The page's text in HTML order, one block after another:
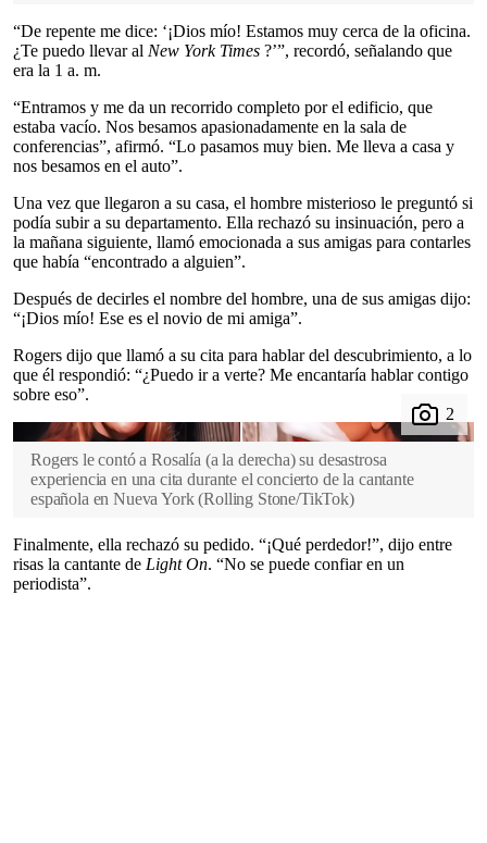
“De repente me dice: ‘¡Dios mío! Estamos muy cerca de la oficina.
¿Te puedo llevar al New York Times ?’”, recordó, señalando que
era la 1 a. m.
“Entramos y me da un recorrido completo por el edificio, que
estaba vacío. Nos besamos apasionadamente en la sala de
conferencias”, afirmó. “Lo pasamos muy bien. Me lleva a casa y
nos besamos en el auto”.
Una vez que llegaron a su casa, el hombre misterioso le preguntó si
podía subir a su departamento. Ella rechazó su insinuación, pero a
la mañana siguiente, llamó emocionada a sus amigas para contarles
que había “encontrado a alguien”.
Después de decirles el nombre del hombre, una de sus amigas dijo:
“¡Dios mío! Ese es el novio de mi amiga”.
Rogers dijo que llamó a su cita para hablar del descubrimiento, a lo
que él respondió: “¿Puedo ir a verte? Me encantaría hablar contigo
sobre eso”.
Rogers le contó a Rosalía (a la derecha) su desastrosa
experiencia en una cita durante el concierto de la cantante
española en Nueva York (Rolling Stone/TikTok)
Finalmente, ella rechazó su pedido. “¡Qué perdedor!”, dijo entre
risas la cantante de Light On. “No se puede confiar en un
periodista”.